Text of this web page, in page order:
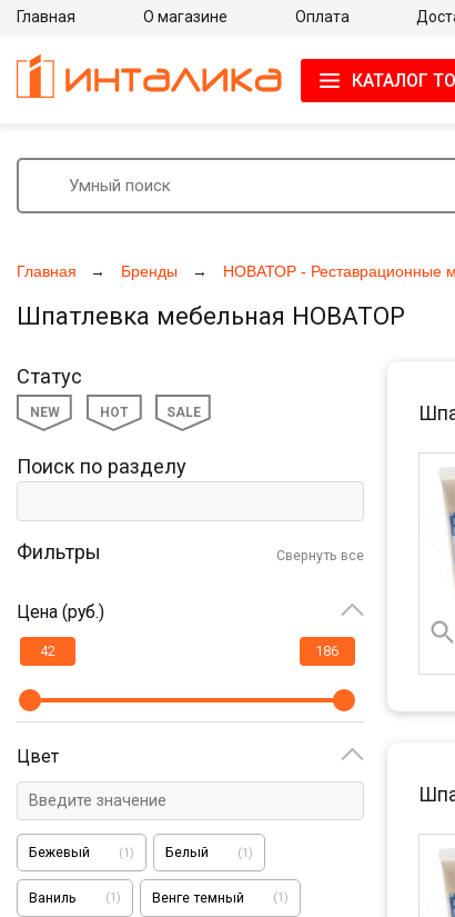
Главная Бренды НОВАТОР - Реставрационные
Шпатлевка мебельная НОВАТОР
Статус
NEW HOT SALE
Поиск по разделу
Фильтры Свернуть все
Цена (руб.)
Цвет
Бежевый (1) Белый (1)
Ваниль (1) Венге темный (1)
Главная О магазине Оплата
КАТАЛОГ